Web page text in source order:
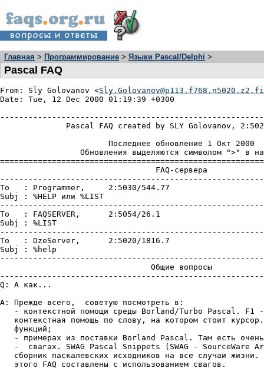
Главная > Программирование > Языки Pascal/Delphi >
Pascal FAQ
From: Sly Golovanov <